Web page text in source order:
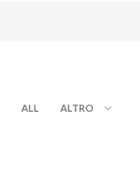
ALL ALTRO